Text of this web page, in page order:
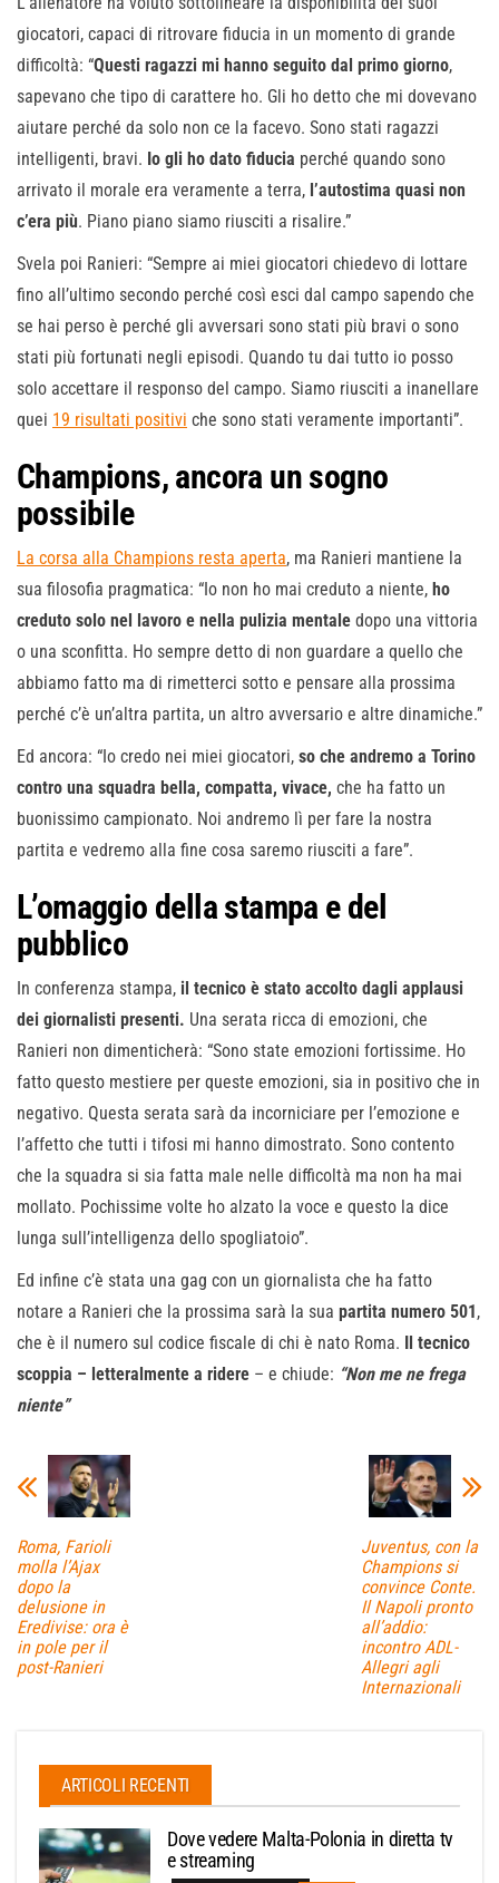
giocatori, capaci di ritrovare fiducia in un momento di grande
difficoltà: “Questi ragazzi mi hanno seguito dal primo giorno,
sapevano che tipo di carattere ho. Gli ho detto che mi dovevano
aiutare perché da solo non ce la facevo. Sono stati ragazzi
intelligenti, bravi. Io gli ho dato fiducia perché quando sono
arrivato il morale era veramente a terra, l’autostima quasi non
c’era più. Piano piano siamo riusciti a risalire.”
Svela poi Ranieri: “Sempre ai miei giocatori chiedevo di lottare
fino all’ultimo secondo perché così esci dal campo sapendo che
se hai perso è perché gli avversari sono stati più bravi o sono
stati più fortunati negli episodi. Quando tu dai tutto io posso
solo accettare il responso del campo. Siamo riusciti a inanellare
quei 19 risultati positivi che sono stati veramente importanti”.
Champions, ancora un sogno
possibile
La corsa alla Champions resta aperta, ma Ranieri mantiene la
sua filosofia pragmatica: “Io non ho mai creduto a niente, ho
creduto solo nel lavoro e nella pulizia mentale dopo una vittoria
o una sconfitta. Ho sempre detto di non guardare a quello che
abbiamo fatto ma di rimetterci sotto e pensare alla prossima
perché c’è un’altra partita, un altro avversario e altre dinamiche.”
Ed ancora: “Io credo nei miei giocatori, so che andremo a Torino
contro una squadra bella, compatta, vivace, che ha fatto un
buonissimo campionato. Noi andremo lì per fare la nostra
partita e vedremo alla fine cosa saremo riusciti a fare”.
L’omaggio della stampa e del
pubblico
In conferenza stampa, il tecnico è stato accolto dagli applausi
dei giornalisti presenti. Una serata ricca di emozioni, che
Ranieri non dimenticherà: “Sono state emozioni fortissime. Ho
fatto questo mestiere per queste emozioni, sia in positivo che in
negativo. Questa serata sarà da incorniciare per l’emozione e
l’affetto che tutti i tifosi mi hanno dimostrato. Sono contento
che la squadra si sia fatta male nelle difficoltà ma non ha mai
mollato. Pochissime volte ho alzato la voce e questo la dice
lunga sull’intelligenza dello spogliatoio”.
Ed infine c’è stata una gag con un giornalista che ha fatto
notare a Ranieri che la prossima sarà la sua partita numero 501,
che è il numero sul codice fiscale di chi è nato Roma. Il tecnico
scoppia – letteralmente a ridere – e chiude: “Non me ne frega
niente”
Roma, Farioli
molla l’Ajax
dopo la
delusione in
Eredivise: ora è
in pole per il
post-Ranieri
Juventus, con la
Champions si
convince Conte.
Il Napoli pronto
all’addio:
incontro ADL-
Allegri agli
Internazionali
ARTICOLI RECENTI
Dove vedere Malta-Polonia in diretta tv
e streaming